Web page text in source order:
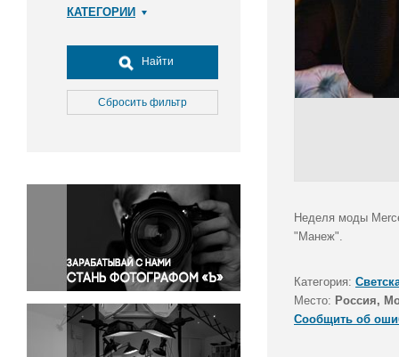
КАТЕГОРИИ
Досуг, туризм и отдых
Культура
Медицина
Окружающая среда
Политика
Правосудие
Происшествия и конфликты
Религия
Светская жизнь
Спорт
Экология
Найти
Сбросить фильтр
Неделя моды
"Манеж".
Категория:
Место: Россия,
Сообщить об